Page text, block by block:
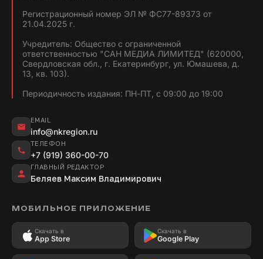
Регистрационный номер ЭЛ № ФС77-89373 от
21.04.2025 г.
Учредитель: Общество с ограниченной
ответственностью "САН МЕДИА ЛИМИТЕД" (620000,
Свердловская обл., г. Екатеринбург, ул. Юмашева, д.
13, кв. 103).
Периодичность издания: ПН-ПТ, с 09:00 до 19:00
EMAIL
info@nkregion.ru
ТЕЛЕФОН
+7 (919) 360-00-70
ГЛАВНЫЙ РЕДАКТОР
Беляев Максим Владимирович
МОБИЛЬНОЕ ПРИЛОЖЕНИЕ
Скачать в
App Store
Скачать в
Google Play